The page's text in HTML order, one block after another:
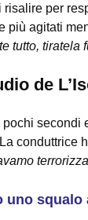
risalire per
più agitati
tutto, tiratela
de
secondi
conduttrice
uno squalo